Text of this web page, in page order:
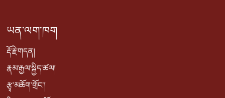
ཡན་ལག་ཁག
རྡོ་རྗེ་གདན།
རྣམ་རྒྱལ་སྐྱིད་ཚལ།
རྩྭ་མཆོག་གྲོང་།